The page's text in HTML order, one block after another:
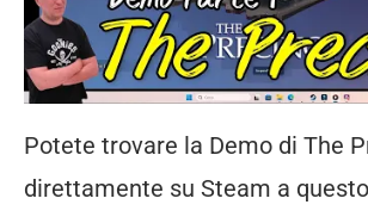
Potete trovare la Demo di The
direttamente su Steam a questo